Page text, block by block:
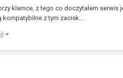
klamce, z tego co doczytałem
kompatybilne z tym zacisk...